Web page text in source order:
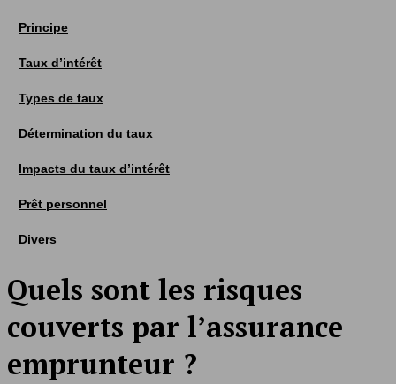
Principe
Taux d’intérêt
Types de taux
Détermination du taux
Impacts du taux d’intérêt
Prêt personnel
Divers
Quels sont les risques
couverts par l’assurance
emprunteur ?